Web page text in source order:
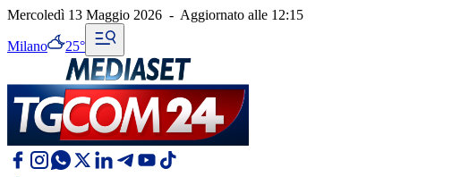
Mercoledì 13 Maggio 2026 - Aggiornato alle 12:15
Milano 25°